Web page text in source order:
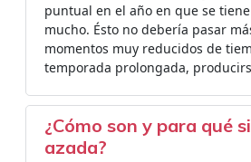
puntual en el año en que se
mucho. Ésto no debería pasar
momentos muy reducidos de
temporada prolongada,
¿Cómo son y para qué
azada?